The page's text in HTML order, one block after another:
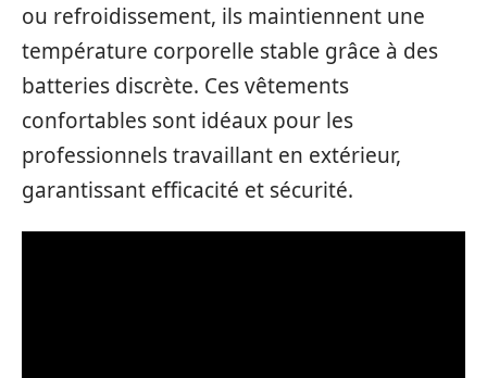
ou refroidissement, ils maintiennent une
température corporelle stable grâce à des
batteries discrète. Ces vêtements
confortables sont idéaux pour les
professionnels travaillant en extérieur,
garantissant efficacité et sécurité.